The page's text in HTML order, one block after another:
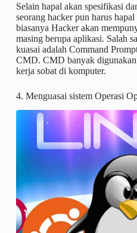
Selain hapal akan spesifikasi
seorang hacker pun harus
biasanya Hacker akan
masing berupa aplikasi. Salah
kuasai adalah Command
CMD. CMD banyak
kerja sobat di komputer.
4. Menguasai sistem Operasi